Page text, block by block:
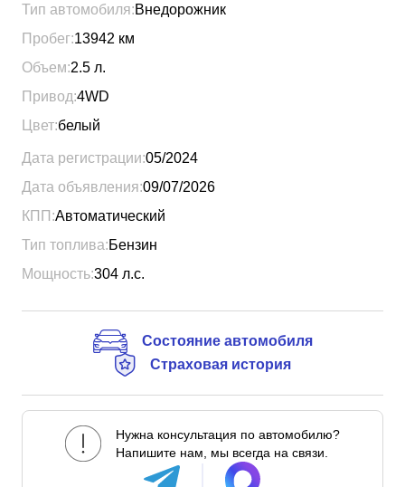
Тип автомобиля:Внедорожник
Пробег:13942 км
Объем:2.5 л.
Привод:4WD
Цвет:белый
Дата регистрации:05/2024
Дата объявления:09/07/2026
КПП:Автоматический
Тип топлива:Бензин
Мощность:304 л.с.
Состояние автомобиля
Страховая история
Нужна консультация по автомобилю?
Напишите нам, мы всегда на связи.